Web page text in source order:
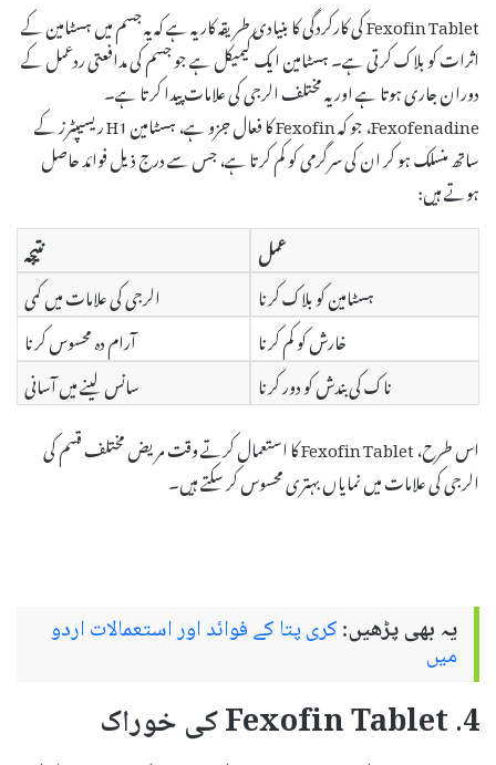
Fexofin Tablet کی کارکردگی کا بنیادی طریقہ کار یہ ہے کہ یہ جسم میں ہسٹامین کے
اثرات کو بلاک کرتی ہے۔ ہسٹامین ایک کیمیکل ہے جو جسم کی مدافعتی ردعمل کے
دوران جاری ہوتا ہے اور یہ مختلف الرجی کی علامات پیدا کرتا ہے۔
Fexofenadine، جو کہ Fexofin کا فعال جزو ہے، ہسٹامین H1 ریسیپٹرز کے
ساتھ منسلک ہو کر ان کی سرگرمی کو کم کرتا ہے، جس سے درج ذیل فوائد حاصل
ہوتے ہیں:
عمل
نتیجہ
ہسٹامین کو بلاک کرنا
الرجی کی علامات میں کمی
خارش کو کم کرنا
آرام دہ محسوس کرنا
ناک کی بندش کو دور کرنا
سانس لینے میں آسانی
اس طرح، Fexofin Tablet کا استعمال کرتے وقت مریض مختلف قسم کی
الرجی کی علامات میں نمایاں بہتری محسوس کر سکتے ہیں۔
یہ بھی پڑھیں:کری پتا کے فوائد اور استعمالات اردو
میں
4. Fexofin Tablet کی خوراک